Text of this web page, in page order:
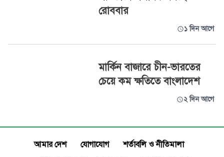
রোববার
১ দিন আগে
মার্কিন বাজারে চীন-ভারতের
চেয়ে কম ক্ষতিতে বাংলাদেশ
২ দিন আগে
আমার দেশ যোগাযোগ
শর্তাবলি ও নীতিমালা